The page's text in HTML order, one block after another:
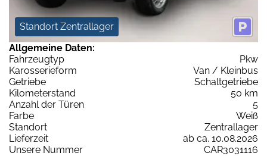
Standort Zentrallager
Allgemeine Daten:
Fahrzeugtyp
Pkw
Karosserieform
Van / Kleinbus
Getriebe
Schaltgetriebe
Kilometerstand
50 km
Anzahl der Türen
5
Farbe
Weiß
Standort
Zentrallager
Lieferzeit
ab ca. 10.08.2026
Unsere Nummer
CAR3031116